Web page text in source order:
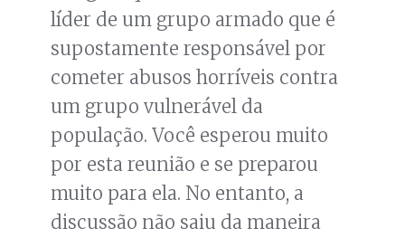
líder de um grupo armado que é
supostamente responsável por
cometer abusos horríveis contra
um grupo vulnerável da
população. Você esperou muito
por esta reunião e se preparou
muito para ela. No entanto, a
discussão não saiu da maneira